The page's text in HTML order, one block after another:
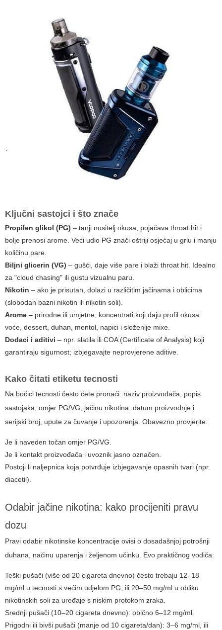
Ključni sastojci i što znače
Propilen glikol (PG) – tanji nositelj okusa, pojačava throat hit i
bolje prenosi arome. Veći udio PG znači oštriji osjećaj u grlu i manju
količinu pare.
Biljni glicerin (VG) – gušći, daje više pare i blaži throat hit. Idealno
za "cloud chasing" ili gustu vizualnu paru.
Nikotin – ako je prisutan, dolazi u različitim jačinama i oblicima
(slobodan bazni nikotin ili nikotin soli).
Arome – prirodne ili umjetne, koncentrati koji daju profil okusa:
voće, dessert, duhan, mentol, napici i složenije mixe.
Dodaci i aditivi – npr. slatila ili COA (Certificate of Analysis) koji
garantiraju sigurnost; izbjegavajte neprovjerene aditive.
Kako čitati etiketu tecnosti
Na bočici tecnosti često ćete pronaći: naziv proizvođača, popis
sastojaka, omjer PG/VG, jačinu nikotina, datum proizvodnje i
serijski broj, upute za čuvanje i upozorenja. Obavezno provjerite:
Je li naveden točan omjer PG/VG.
Je li kontakt proizvođača i uvoznik jasno označen.
Postoji li naljepnica koja potvrđuje izbjegavanje opasnih tvari (npr.
diacetil).
Odabir jačine nikotina: kako procijeniti pravu
dozu
Pravi odabir nikotinske koncentracije ovisi o dosadašnjoj potrošnji
duhana, načinu uparenja i željenom učinku. Evo praktičnog vodiča:
Teški pušači (više od 20 cigareta dnevno) često trebaju 12–18
mg/ml u tecnosti s većim udjelom PG, ili 20–50 mg/ml u obliku
nikotinskih soli za uređaje s niskim protokom zraka.
Srednji pušači (10–20 cigareta dnevno): obično 6–12 mg/ml.
Prigodni ili bivši pušači (manje od 10 cigareta/dan): 3–6 mg/ml, ili